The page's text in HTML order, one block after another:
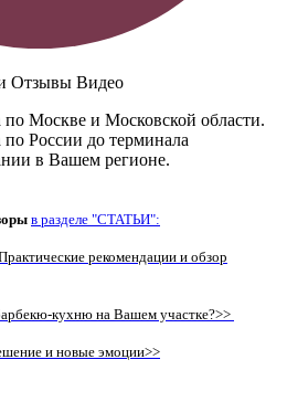
Отзывы Видео
по Москве и Московской области.
по России до терминала
в Вашем регионе.
в разделе "СТАТЬИ":
рекомендации и обзор
кухню на Вашем участке?>>
и новые эмоции>>